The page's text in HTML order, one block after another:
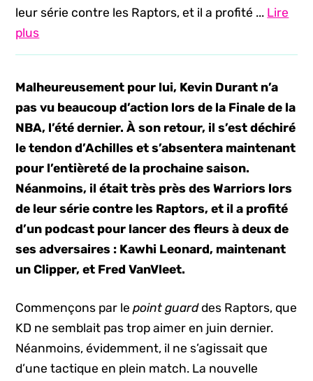
leur série contre les Raptors, et il a profité ... Lire
plus
Malheureusement pour lui, Kevin Durant n’a
pas vu beaucoup d’action lors de la Finale de la
NBA, l’été dernier. À son retour, il s’est déchiré
le tendon d’Achilles et s’absentera maintenant
pour l’entièreté de la prochaine saison.
Néanmoins, il était très près des Warriors lors
de leur série contre les Raptors, et il a profité
d’un podcast pour lancer des fleurs à deux de
ses adversaires : Kawhi Leonard, maintenant
un Clipper, et Fred VanVleet.
Commençons par lepoint guarddes Raptors, que
KD ne semblait pas trop aimer en juin dernier.
Néanmoins, évidemment, il ne s’agissait que
d’une tactique en plein match. La nouvelle